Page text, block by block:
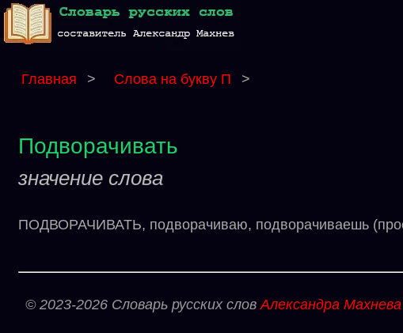
Главная > Слова на букву П >
Подворачивать
значение слова
ПОДВОРАЧИВАТЬ, подворачиваю, подворачиваешь
© 2023-2026 Словарь русских словАлександра Махнева